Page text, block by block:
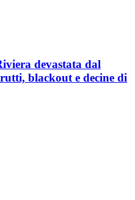
devastata dal
blackout e decine di